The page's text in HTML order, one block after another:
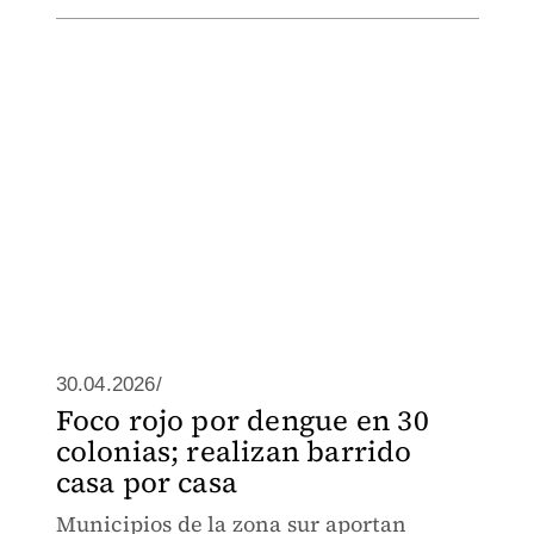
30.04.2026/
Foco rojo por dengue en 30
colonias; realizan barrido
casa por casa
Municipios de la zona sur aportan